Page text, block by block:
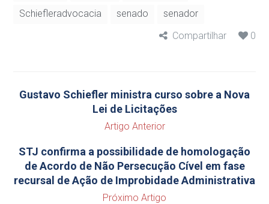
Schiefleradvocacia
senado
senador
Compartilhar
0
Gustavo Schiefler ministra curso sobre a Nova
Lei de Licitações
Artigo Anterior
STJ confirma a possibilidade de homologação
de Acordo de Não Persecução Cível em fase
recursal de Ação de Improbidade Administrativa
Próximo Artigo